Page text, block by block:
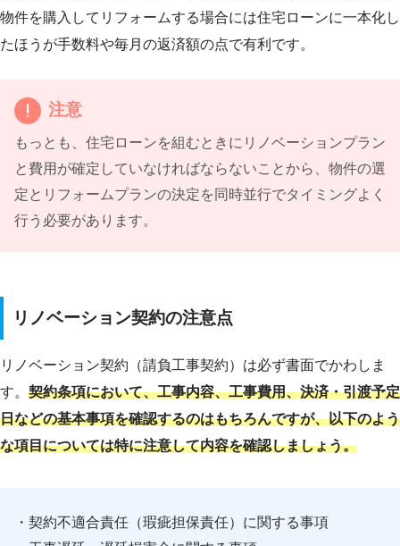
物件を購入してリフォームする場合には住宅ローンに一本化し
たほうが手数料や毎月の返済額の点で有利です。
注意
もっとも、住宅ローンを組むときにリノベーションプラン
と費用が確定していなければならないことから、物件の選
定とリフォームプランの決定を同時並行でタイミングよく
行う必要があります。
リノベーション契約の注意点
リノベーション契約（請負工事契約）は必ず書面でかわしま
す。 契約条項において、工事内容、工事費用、決済・引渡予定
日などの基本事項を確認するのはもちろんですが、以下のよう
な項目については特に注意して内容を確認しましょう。
・契約不適合責任（瑕疵担保責任）に関する事項